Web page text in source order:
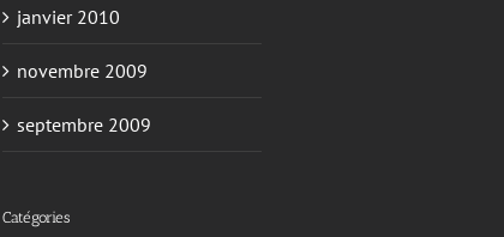
janvier 2010
novembre 2009
septembre 2009
Catégories